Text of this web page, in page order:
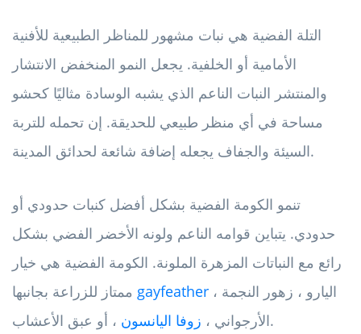
التلة الفضية هي نبات مشهور للمناظر الطبيعية للأفنية
الأمامية أو الخلفية. يجعل النمو المنخفض الانتشار
والمنتشر النبات الناعم الذي يشبه الوسادة مثاليًا كحشو
مساحة في أي منظر طبيعي للحديقة. إن تحمله للتربة
السيئة والجفاف يجعله إضافة شائعة لحدائق المدينة.
تنمو الكومة الفضية بشكل أفضل كنبات حدودي أو
حدودي. يتباين قوامه الناعم ولونه الأخضر الفضي بشكل
رائع مع النباتات المزهرة الملونة. الكومة الفضية هي خيار
gayfeather ، اليارو ، زهور النجمة
الأرجواني ، زوفا اليانسون ، أو عبق الأعشاب.